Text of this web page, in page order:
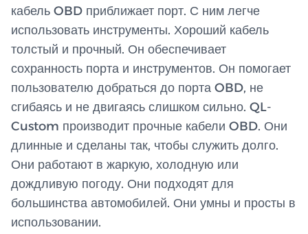
кабель OBD приближает порт. С ним легче
использовать инструменты. Хороший кабель
толстый и прочный. Он обеспечивает
сохранность порта и инструментов. Он помогает
пользователю добраться до порта OBD, не
сгибаясь и не двигаясь слишком сильно. QL-
Custom производит прочные кабели OBD. Они
длинные и сделаны так, чтобы служить долго.
Они работают в жаркую, холодную или
дождливую погоду. Они подходят для
большинства автомобилей. Они умны и просты в
использовании.